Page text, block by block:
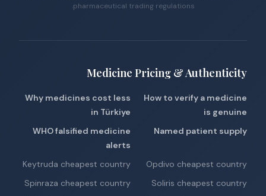
pharmaceutical trading regulations.
Medicine Pricing & Authenticity
Why medicines cost less
in Türkiye
How to verify a medicine
is genuine
WHO falsified medicine
alerts
Named patient supply
Keytruda cheapest country
Opdivo cheapest country
Spinraza cheapest country
Soliris cheapest country